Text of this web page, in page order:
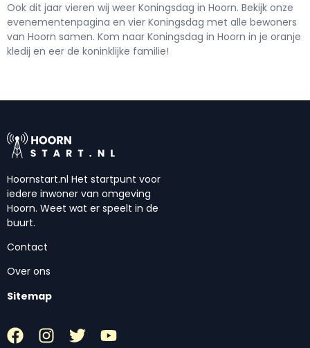
Ook dit jaar vieren wij weer Koningsdag in Hoorn. Bekijk onze
evenementenpagina en vier Koningsdag met alle bewoners
van Hoorn samen. Kom naar Koningsdag in Hoorn in je oranje
kledij en eer de koninklijke familie!
Hoornstart.nl Het startpunt voor
iedere inwoner van omgeving
Hoorn. Weet wat er speelt in de
buurt.
Contact
Over ons
Sitemap